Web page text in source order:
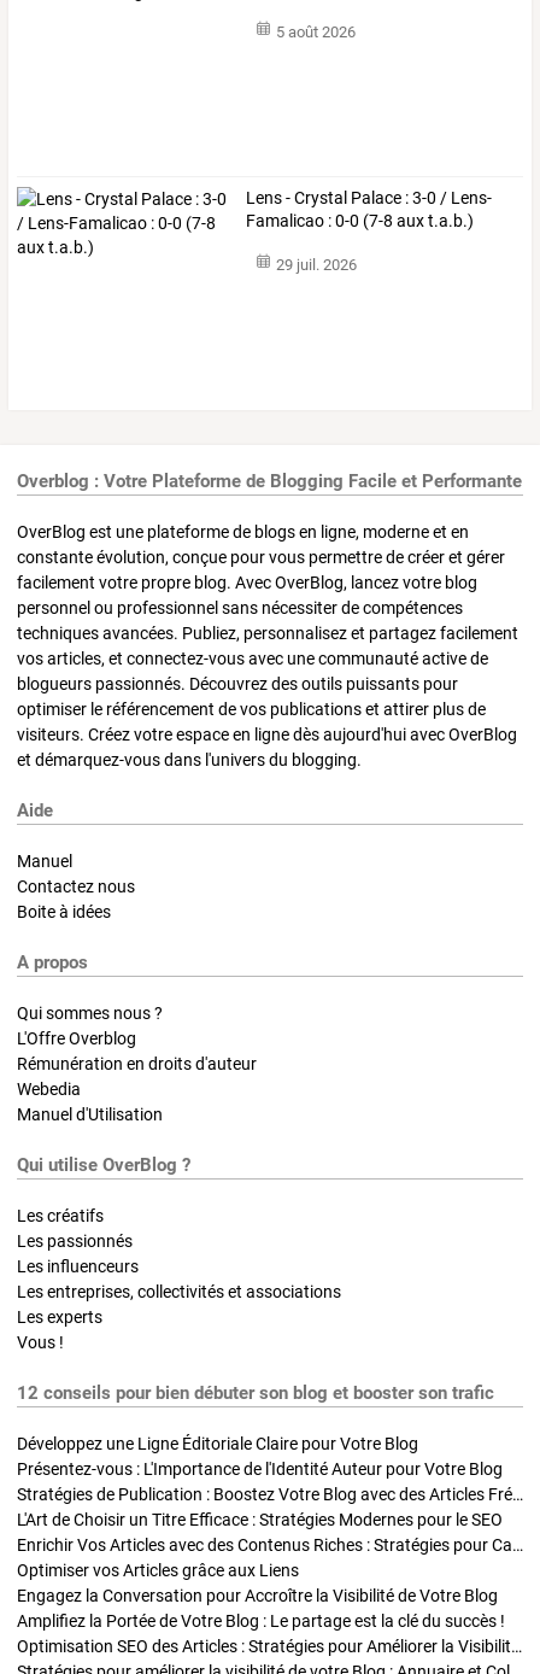
5 août 2026
Lens - Crystal Palace : 3-0 / Lens-
Famalicao : 0-0 (7-8 aux t.a.b.)
29 juil. 2026
Overblog : Votre Plateforme de Blogging Facile et Performante
OverBlog est une plateforme de blogs en ligne, moderne et en
constante évolution, conçue pour vous permettre de créer et gérer
facilement votre propre blog. Avec OverBlog, lancez votre blog
personnel ou professionnel sans nécessiter de compétences
techniques avancées. Publiez, personnalisez et partagez facilement
vos articles, et connectez-vous avec une communauté active de
blogueurs passionnés. Découvrez des outils puissants pour
optimiser le référencement de vos publications et attirer plus de
visiteurs. Créez votre espace en ligne dès aujourd'hui avec OverBlog
et démarquez-vous dans l'univers du blogging.
Aide
Manuel
Contactez nous
Boite à idées
A propos
Qui sommes nous ?
L'Offre Overblog
Rémunération en droits d'auteur
Webedia
Manuel d'Utilisation
Qui utilise OverBlog ?
Les créatifs
Les passionnés
Les influenceurs
Les entreprises, collectivités et associations
Les experts
Vous !
12 conseils pour bien débuter son blog et booster son trafic
Développez une Ligne Éditoriale Claire pour Votre Blog
Présentez-vous : L'Importance de l'Identité Auteur pour Votre Blog
Stratégies de Publication : Boostez Votre Blog avec des Articles Fréquents et Exclusifs
L'Art de Choisir un Titre Efficace : Stratégies Modernes pour le SEO
Enrichir Vos Articles avec des Contenus Riches : Stratégies pour Captiver et Optimiser
Optimiser vos Articles grâce aux Liens
Engagez la Conversation pour Accroître la Visibilité de Votre Blog
Amplifiez la Portée de Votre Blog : Le partage est la clé du succès !
Optimisation SEO des Articles : Stratégies pour Améliorer la Visibilité de Votre Blog